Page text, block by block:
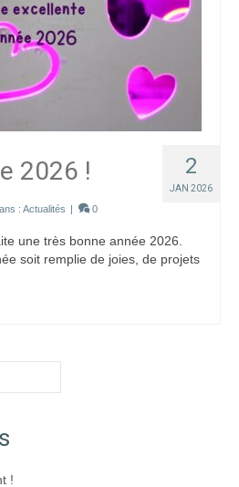
2
JAN 2026
2026 !
: Actualités | 0
une très bonne année 2026.
soit remplie de joies, de projets
!